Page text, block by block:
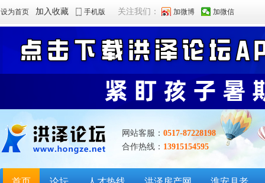
设为首页 加入收藏 手机版 关注我们： 加微博 加微信
网站客服： 0517-87228198
合作热线： 13915154595